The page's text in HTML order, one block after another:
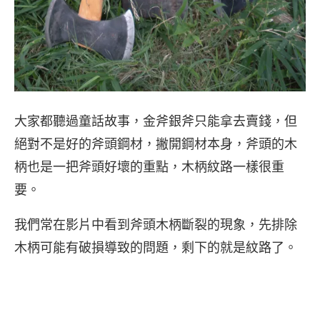
大家都聽過童話故事，金斧銀斧只能拿去賣錢，但
絕對不是好的斧頭鋼材，撇開鋼材本身，斧頭的木
柄也是一把斧頭好壞的重點，木柄紋路一樣很重
要。
我們常在影片中看到斧頭木柄斷裂的現象，先排除
木柄可能有破損導致的問題，剩下的就是紋路了。